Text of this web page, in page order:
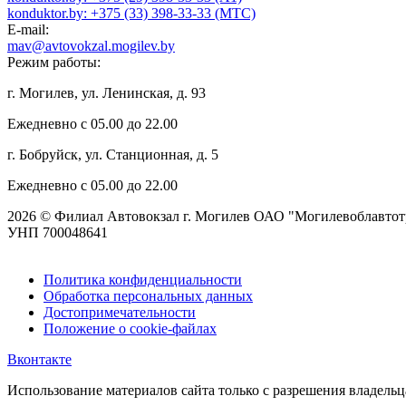
konduktor.by: +375 (33) 398-33-33 (МТС)
E-mail:
mav@avtovokzal.mogilev.by
Режим работы:
г. Могилев, ул. Ленинская, д. 93
Ежедневно с 05.00 до 22.00
г. Бобруйск, ул. Станционная, д. 5
Ежедневно с 05.00 до 22.00
2026 © Филиал Автовокзал г. Могилев ОАО
УНП 700048641
Политика конфиденциальности
Обработка персональных данных
Достопримечательности
Положение о cookie-файлах
Вконтакте
Использование материалов сайта только с разрешения